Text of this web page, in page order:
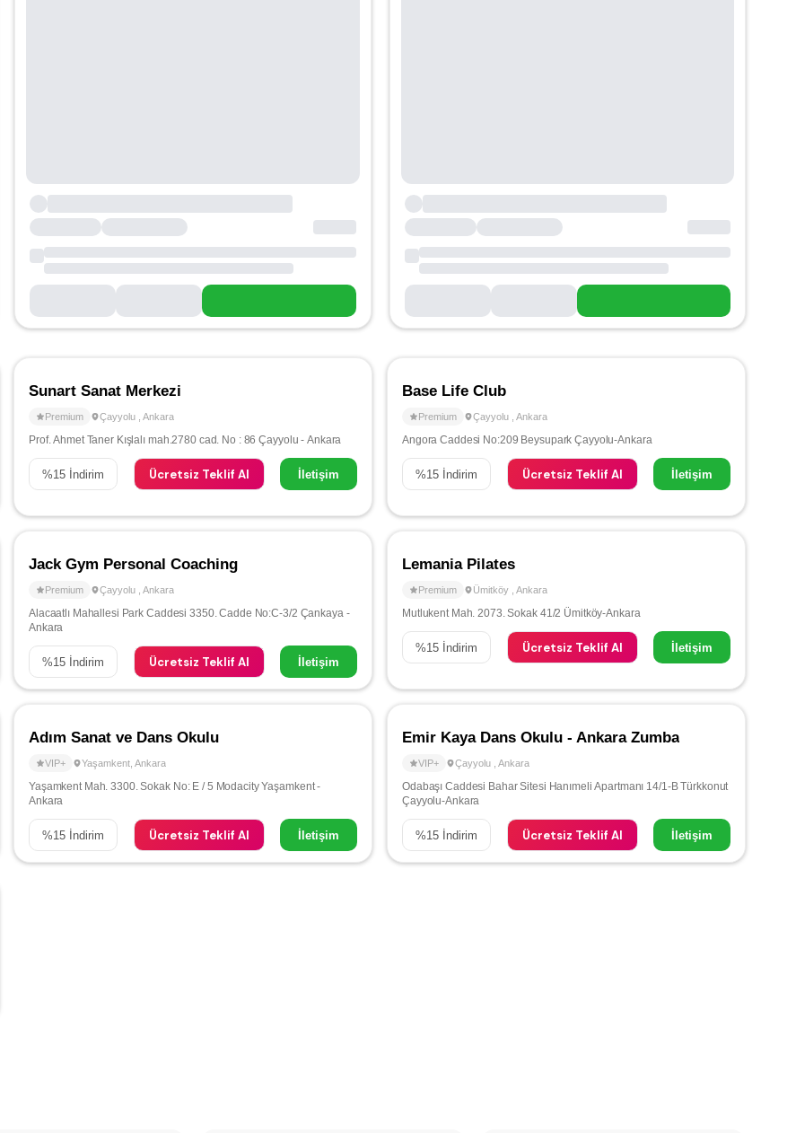
Sunart Sanat Merkezi
Premium Çayyolu Ankara
Prof. Ahmet Taner Kışlalı mah.2780 cad. No : 86 Çayyolu - Ankara
%15 İndirim Ücretsiz Teklif Al İletişim
Base Life Club
Premium Çayyolu Ankara
Angora Caddesi No:209 Beysupark Çayyolu-Ankara
%15 İndirim Ücretsiz Teklif Al İletişim
Jack Gym Personal Coaching
Premium Çayyolu Ankara
Alacaatlı Mahallesi Park Caddesi 3350. Cadde No:C-3/2 Çankaya -
Ankara
%15 İndirim Ücretsiz Teklif Al İletişim
Lemania Pilates
Premium Ümitköy Ankara
Mutlukent Mah. 2073. Sokak 41/2 Ümitköy-Ankara
%15 İndirim Ücretsiz Teklif Al İletişim
Adım Sanat ve Dans Okulu
VIP+ Yaşamkent Ankara
Yaşamkent Mah. 3300. Sokak No: E / 5 Modacity Yaşamkent -
Ankara
%15 İndirim Ücretsiz Teklif Al İletişim
Emir Kaya Dans Okulu - Ankara Zumba
VIP+ Çayyolu Ankara
Odabaşı Caddesi Bahar Sitesi Hanımeli Apartmanı 14/1-B Türkkonut
Çayyolu-Ankara
%15 İndirim Ücretsiz Teklif Al İletişim